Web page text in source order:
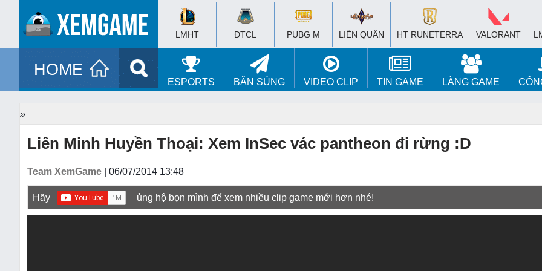
LMHT ĐTCL PUBG M LIÊN QUÂN HT RUNETERRA VALORANT
HOME
ESPORTS BẮN SÚNG VIDEO CLIP TIN GAME LÀNG GAME
»
Liên Minh Huyền Thoại: Xem InSec vác pantheon đi rừng :D
Team XemGame | 06/07/2014 13:48
Hãy ủng hộ bọn mình để xem nhiều clip game mới hơn nhé!